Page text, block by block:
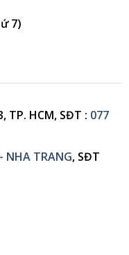
7)
TP. HCM, SĐT : 077
NHA TRANG, SĐT